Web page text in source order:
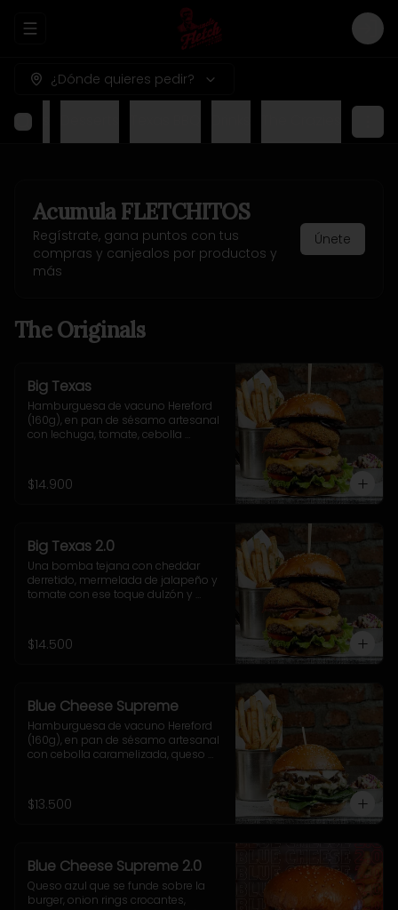
Abrir menu de navegación
¿Dónde quieres pedir?
Kids
AcumulaFLETCHITOS
Regístrate, gana puntos con tus
compras y canjealos por productos y
más
Únete
The Originals
Big Texas
Hamburguesa de vacuno Hereford
(160g), en pan de sésamo artesanal
con lechuga, tomate, cebolla
elección.
$14.900
Big Texas 2.0
Una bomba tejana con cheddar
derretido, mermelada de jalapeño y
tomate con ese toque dulzón y
crocante y nuestra poderosa
sriracha BBQ.
$14.500
Blue Cheese Supreme
Hamburguesa de vacuno Hereford
(160g), en pan de sésamo artesanal
con cebolla caramelizada, queso
acompañamiento a elección.
$13.500
Blue Cheese Supreme 2.0
Queso azul que se funde sobre la
burger, onion rings crocantes,